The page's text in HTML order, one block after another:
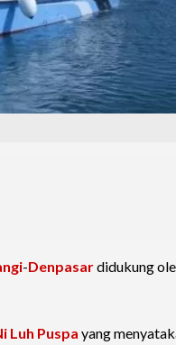
-Denpasardidukung
Luh Puspa yang